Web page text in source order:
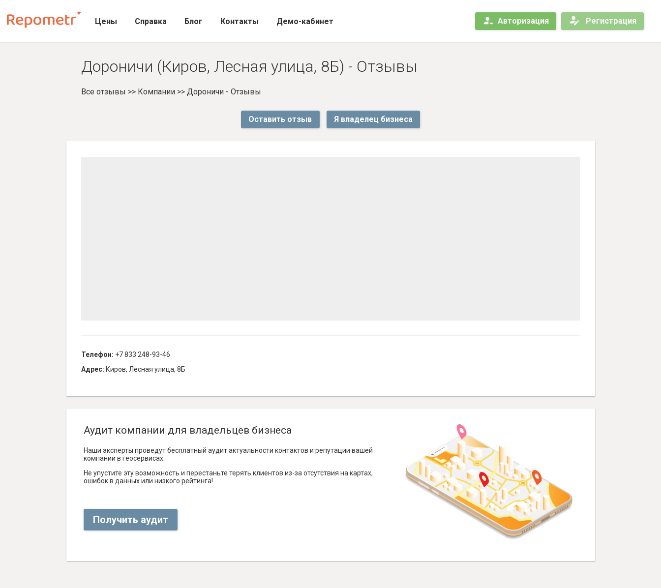
Цены Справка Блог Контакты Демо-кабинет Авторизация Регистрация
Дороничи (Киров, Лесная улица, 8Б) - Отзывы
Все отзывы >> Компании>> Дороничи - Отзывы
Оставить отзыв Я владелец бизнеса
Телефон: +7 833 248-93-46
Адрес: Киров, Лесная улица, 8Б
Аудит компании для владельцев бизнеса
Наши эксперты проведут бесплатный аудит актуальности контактов и репутации вашей
компании в геосервисах.
Не упустите эту возможность и перестаньте терять клиентов из-за отсутствия на картах,
ошибок в данных или низкого рейтинга!
Получить аудит